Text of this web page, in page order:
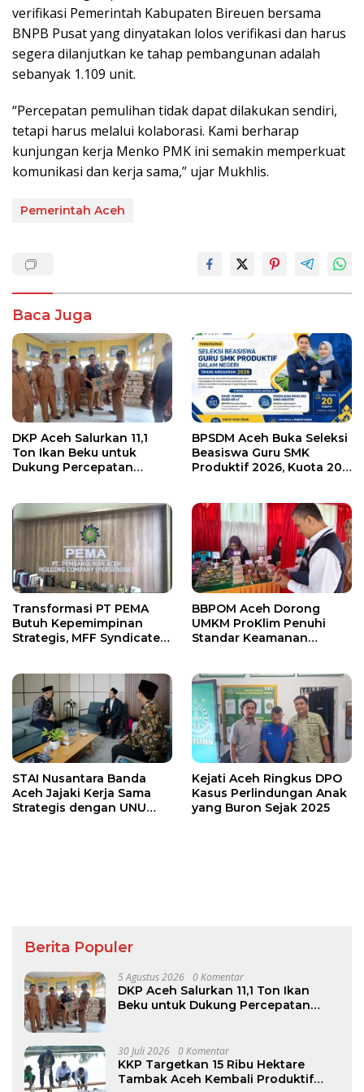
verifikasi Pemerintah Kabupaten Bireuen bersama
BNPB Pusat yang dinyatakan lolos verifikasi dan harus
segera dilanjutkan ke tahap pembangunan adalah
sebanyak 1.109 unit.
“Percepatan pemulihan tidak dapat dilakukan sendiri,
tetapi harus melalui kolaborasi. Kami berharap
kunjungan kerja Menko PMK ini semakin memperkuat
komunikasi dan kerja sama,” ujar Mukhlis.
Pemerintah Aceh
Baca Juga
DKP Aceh Salurkan 11,1
Ton Ikan Beku untuk
Dukung Percepatan
BPSDM Aceh Buka Seleksi
Beasiswa Guru SMK
Produktif 2026, Kuota 20
Transformasi PT PEMA
Butuh Kepemimpinan
Strategis, MFF Syndicate
BBPOM Aceh Dorong
UMKM ProKlim Penuhi
Standar Keamanan
STAI Nusantara Banda
Aceh Jajaki Kerja Sama
Strategis dengan UNU
Kejati Aceh Ringkus DPO
Kasus Perlindungan Anak
yang Buron Sejak 2025
Berita Populer
5 Agustus 2026 0 Komentar
DKP Aceh Salurkan 11,1 Ton Ikan
Beku untuk Dukung Percepatan
30 Juli 2026 0 Komentar
KKP Targetkan 15 Ribu Hektare
Tambak Aceh Kembali Produktif